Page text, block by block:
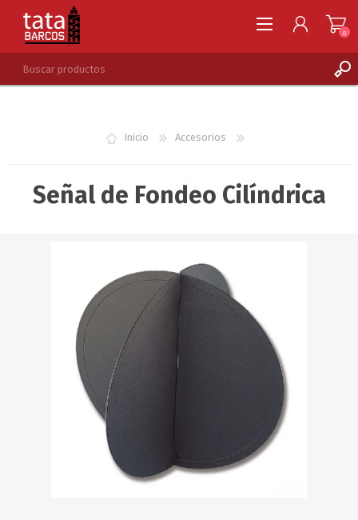
LISTA DE DESEOS
0
Inicio Accesorios
Señal de Fondeo Cilíndrica